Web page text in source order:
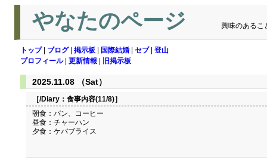
やなたのページ 興味のあるこ
トップ| ブログ| 掲示板 国際結婚 セブ| 登山
プロフィール| 更新情報 旧掲示板
2025.11.08 （Sat）
［/Diary： 食事内容(11/8)］
朝食：パン、コーヒー
昼食：チャーハン
夕食：ケバブライス